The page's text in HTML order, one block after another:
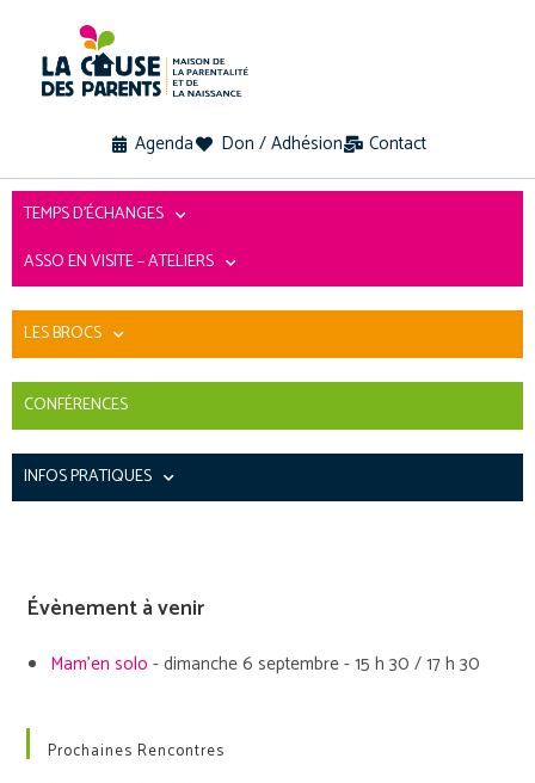
Agenda Don / Adhésion Contact
TEMPS D’ÉCHANGES
ASSO EN VISITE – ATELIERS
LES BROCS
CONFÉRENCES
INFOS PRATIQUES
Évènement à venir
Mam’en solo - dimanche 6 septembre - 15 h 30 / 17 h 30
Prochaines Rencontres